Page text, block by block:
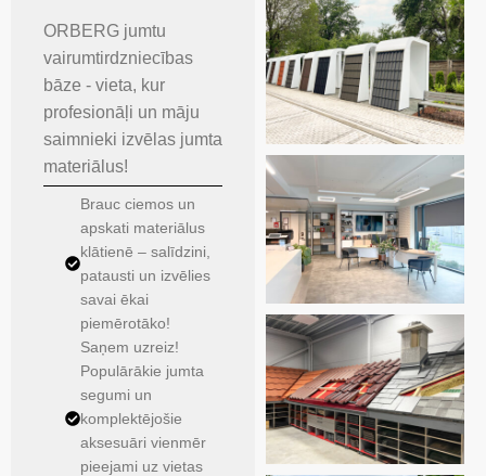
ORBERG jumtu
vairumtirdzniecības
bāze - vieta, kur
profesionāļi un māju
saimnieki izvēlas jumta
materiālus!
Brauc ciemos un
apskati materiālus
klātienē – salīdzini,
patausti un izvēlies
savai ēkai
piemērotāko!
Saņem uzreiz!
Populārākie jumta
segumi un
komplektējošie
aksesuāri vienmēr
pieejami uz vietas